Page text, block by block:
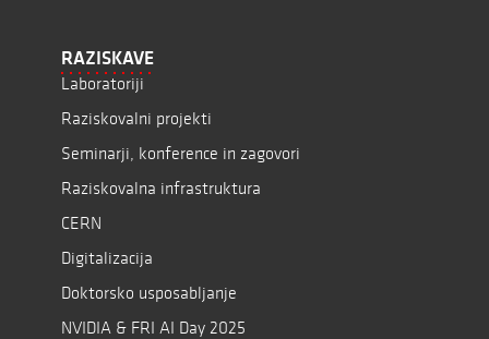
RAZISKAVE
Laboratoriji
Raziskovalni projekti
Seminarji, konference in zagovori
Raziskovalna infrastruktura
CERN
Digitalizacija
Doktorsko usposabljanje
NVIDIA & FRI AI Day 2025